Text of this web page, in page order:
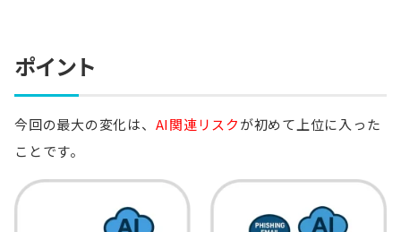
ポイント
今回の最大の変化は、 AI関連リスクが初めて上位に入った
ことです。